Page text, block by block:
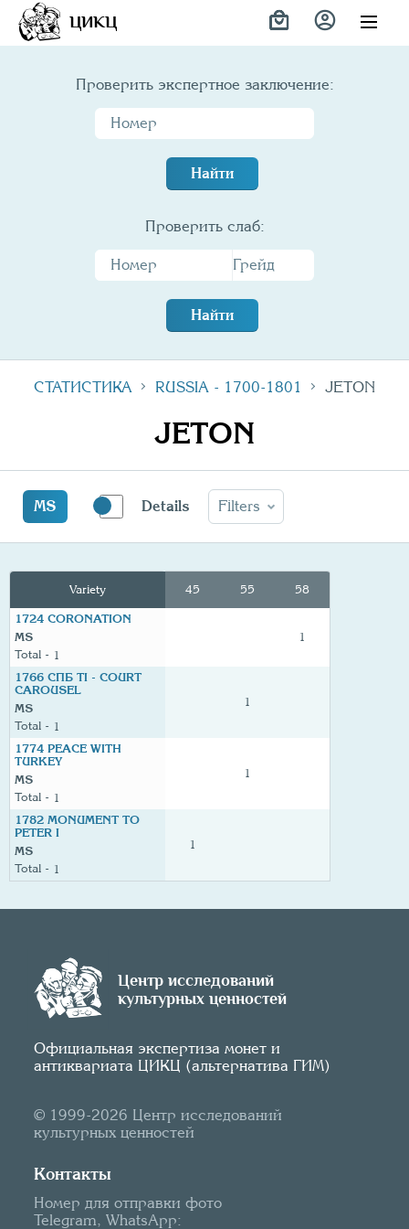
ЦИКЦ
Проверить экспертное заключение:
Найти
Проверить слаб:
Найти
СТАТИСТИКА RUSSIA - 1700-1801 JETON
JETON
MS Details Filters
Variety
Variety
1724 CORONATION
MS
1
1766 СПБ ТI - COURT
CAROUSEL
MS
1
1774 PEACE WITH
TURKEY
MS
1
1782 MONUMENT TO
PETER I
MS
1
45 55 58
1
1
1
1
Центр исследований
культурных ценностей
Официальная экспертиза монет и
антиквариата ЦИКЦ (альтернатива ГИМ)
© 1999-2026 Центр исследований
культурных ценностей
Контакты
Номер для отправки фото
Telegram, WhatsApp: